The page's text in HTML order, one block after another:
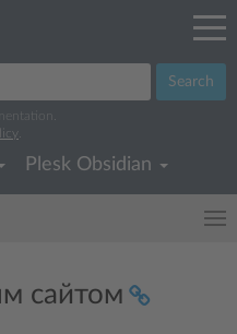
Search
Plesk Obsidian
сайтом